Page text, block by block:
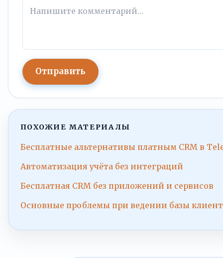
Отправить
ПОХОЖИЕ МАТЕРИАЛЫ
Бесплатные альтернативы платным CRM в
Автоматизация учёта без интеграций
Бесплатная CRM без приложений и сервисов
Основные проблемы при ведении базы